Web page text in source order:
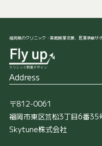
福岡県のクリニック・薬局開業支援、医業承継サ
Address
〒812-0061
福岡市東区筥松3丁目6番35
Skytune株式会社